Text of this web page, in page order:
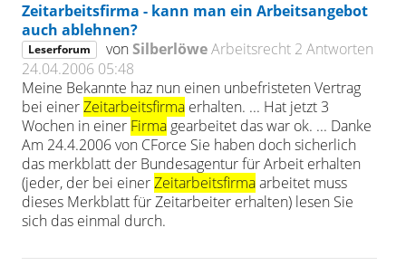
Zeitarbeitsfirma - kann man ein Arbeitsangebot
auch ablehnen?
Leserforum vonSilberlöweArbeitsrecht 2 Antworten
24.04.2006 05:48
Meine Bekannte haz nun einen unbefristeten Vertrag
bei einerZeitarbeitsfirma erhalten. ... Hat jetzt 3
Wochen in einer Firma gearbeitet das war ok. ... Danke
Am 24.4.2006 von CForce Sie haben doch sicherlich
das merkblatt der Bundesagentur für Arbeit erhalten
(jeder, der bei einerZeitarbeitsfirmaarbeitet muss
dieses Merkblatt für Zeitarbeiter erhalten) lesen Sie
sich das einmal durch.